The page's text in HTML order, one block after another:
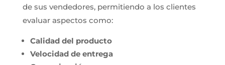
de sus vendedores, permitiendo a los clientes
evaluar aspectos como:
Calidad del producto
Velocidad de entrega